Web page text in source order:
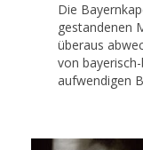
Die
gestandenen
überaus
von
aufwendigen